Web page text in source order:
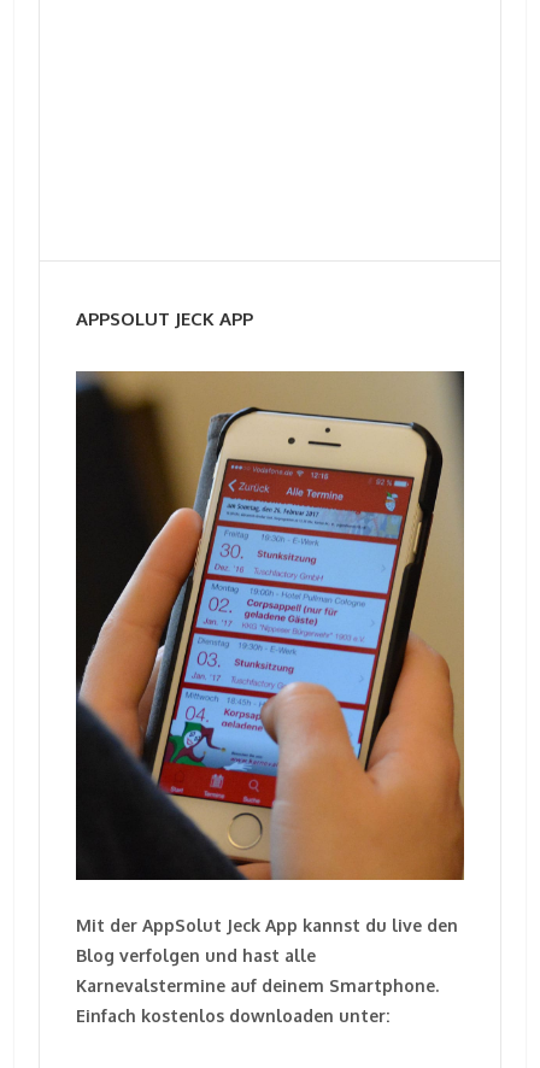
APPSOLUT JECK APP
Mit der AppSolut Jeck App kannst du live den
Blog verfolgen und hast alle
Karnevalstermine auf deinem Smartphone.
Einfach kostenlos downloaden unter: